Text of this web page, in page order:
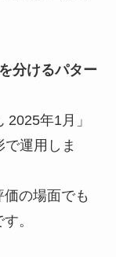
分けるパター
年1月」
で運用しま
の場面でも
。